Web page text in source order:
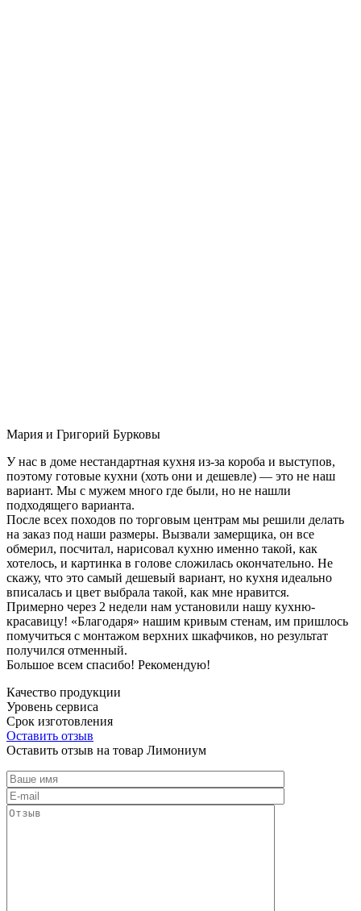
Мария и Григорий Бурковы
У нас в доме нестандартная кухня из-за короба и выступов,
поэтому готовые кухни (хоть они и дешевле) — это не наш
вариант. Мы с мужем много где были, но не нашли
подходящего варианта.
После всех походов по торговым центрам мы решили делать
на заказ под наши размеры. Вызвали замерщика, он все
обмерил, посчитал, нарисовал кухню именно такой, как
хотелось, и картинка в голове сложилась окончательно. Не
скажу, что это самый дешевый вариант, но кухня идеально
вписалась и цвет выбрала такой, как мне нравится.
Примерно через 2 недели нам установили нашу кухню-
красавицу! «Благодаря» нашим кривым стенам, им пришлось
помучиться с монтажом верхних шкафчиков, но результат
получился отменный.
Большое всем спасибо! Рекомендую!
Качество продукции
Уровень сервиса
Срок изготовления
Оставить отзыв
Оставить отзыв на товар Лимониум